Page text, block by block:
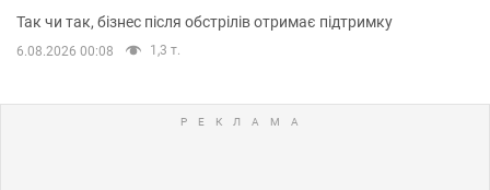
приміщень
Так чи так, бізнес після обстрілів отримає підтримку
6.08.2026 00:08 1,3 т.